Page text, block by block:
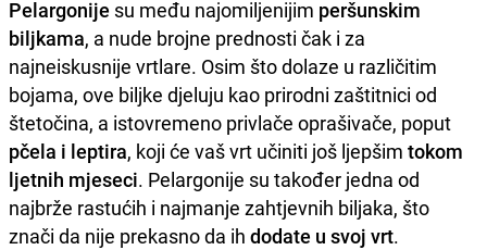
Pelargonije su među najomiljenijim peršunskim
biljkama, a nude brojne prednosti čak i za
najneiskusnije vrtlare. Osim što dolaze u različitim
bojama, ove biljke djeluju kao prirodni zaštitnici od
štetočina, a istovremeno privlače oprašivače, poput
pčela i leptira, koji će vaš vrt učiniti još ljepšim tokom
ljetnih mjeseci. Pelargonije su također jedna od
najbrže rastućih i najmanje zahtjevnih biljaka, što
znači da nije prekasno da ih dodate u svoj vrt.